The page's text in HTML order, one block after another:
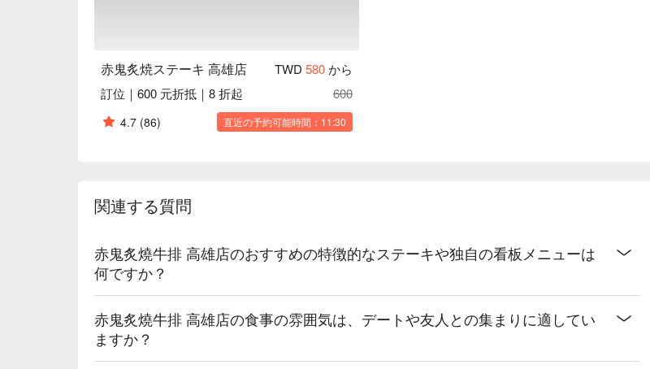
赤鬼炙焼ステーキ 高雄店 TWD 580から
訂位｜600 元折抵｜8 折起
600
4.7 (86) 直近の予約可能時間：11:30
関連する質問
赤鬼炙燒牛排 高雄店のおすすめの特徴的なステーキや独自の看板メニューは
何ですか？
赤鬼炙燒牛排 高雄店の食事の雰囲気は、デートや友人との集まりに適してい
ますか？